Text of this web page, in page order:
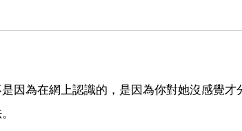
因為在網上認識的，是因為你對她沒感覺才